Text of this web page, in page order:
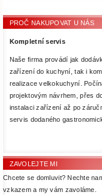
PROČ NAKUPOVAT U NÁS
Kompletní servis
Naše firma provádí jak
zařízení do kuchyní, tak i
realizace velkokuchyní.
projektovým návrhem, přes
instalaci zařízení až po
servis dodaného
ZAVOLEJTE MI
Chcete se domluvit? Nechte
vzkazem a my vám zavoláme.